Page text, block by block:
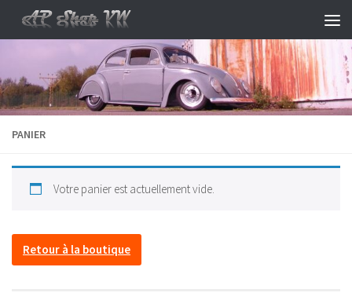
Skip to content
PANIER
Votre panier est actuellement vide.
Retour à la boutique